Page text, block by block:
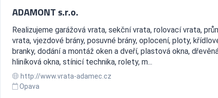
ADAMONT s.r.o.
Realizujeme garážová vrata, sekční vrata, rolovací vrata,
vrata, vjezdové brány, posuvné brány, oplocení, ploty,
branky, dodání a montáž oken a dveří, plastová okna,
hliníková okna, stínicí technika, rolety, m...
http://www.vrata-adamec.cz
Opava